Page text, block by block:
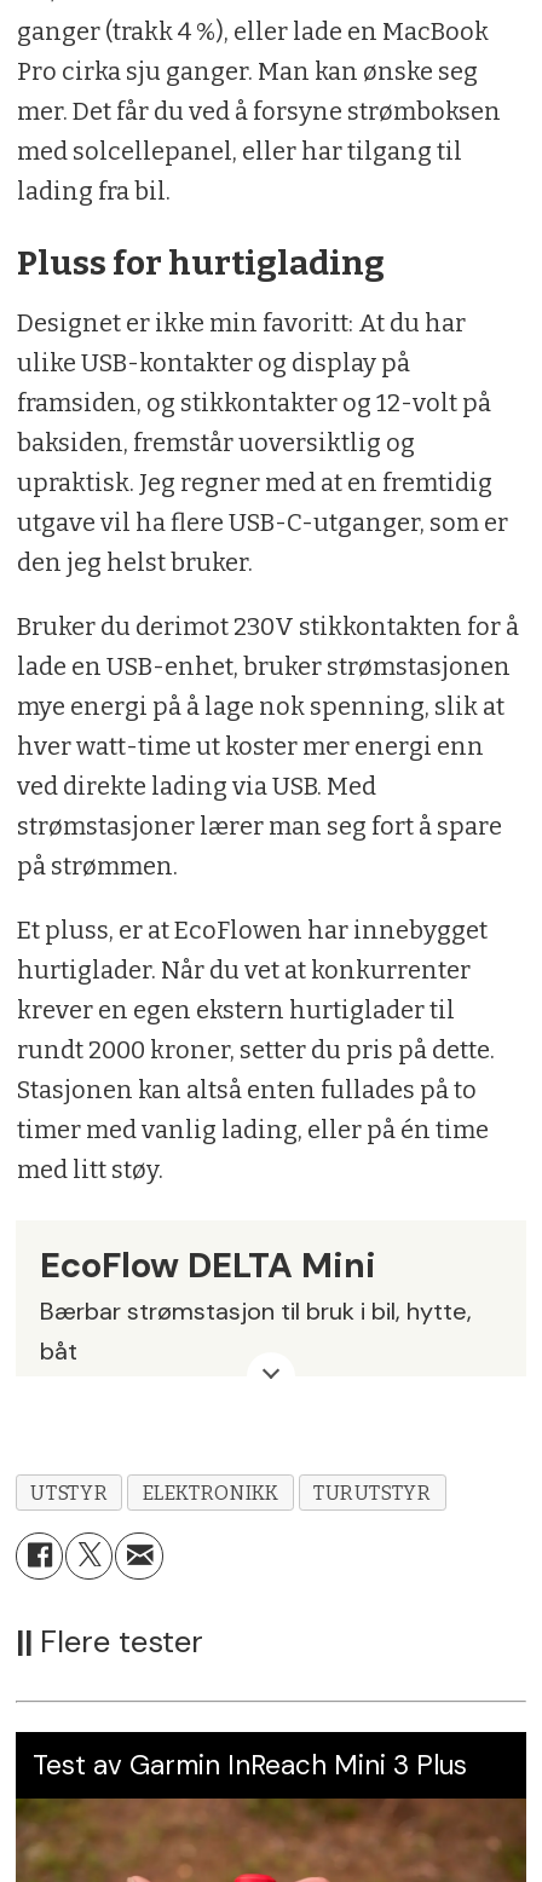
ganger (trakk 4 %), eller lade en MacBook
Pro cirka sju ganger. Man kan ønske seg
mer. Det får du ved å forsyne strømboksen
med solcellepanel, eller har tilgang til
lading fra bil.
Pluss for hurtiglading
Designet er ikke min favoritt: At du har
ulike USB-kontakter og display på
framsiden, og stikkontakter og 12-volt på
baksiden, fremstår uoversiktlig og
upraktisk. Jeg regner med at en fremtidig
utgave vil ha flere USB-C-utganger, som er
den jeg helst bruker.
Bruker du derimot 230V stikkontakten for å
lade en USB-enhet, bruker strømstasjonen
mye energi på å lage nok spenning, slik at
hver watt-time ut koster mer energi enn
ved direkte lading via USB. Med
strømstasjoner lærer man seg fort å spare
på strømmen.
Et pluss, er at EcoFlowen har innebygget
hurtiglader. Når du vet at konkurrenter
krever en egen ekstern hurtiglader til
rundt 2000 kroner, setter du pris på dette.
Stasjonen kan altså enten fullades på to
timer med vanlig lading, eller på én time
med litt støy.
EcoFlow DELTA Mini
Bærbar strømstasjon til bruk i bil, hytte,
båt
Lademetoder: 230V AC, 12V fra bil og
solcellepaneler.
Leverandør: Skanbatt,Skanbatt.no
Karakter:5
UTSTYR ELEKTRONIKK TURUTSTYR
|| Flere tester
Test av Garmin InReach Mini 3 Plus